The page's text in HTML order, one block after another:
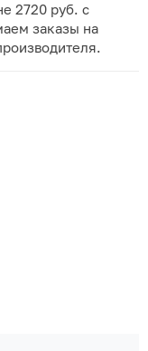
2720 руб. с
заказы на